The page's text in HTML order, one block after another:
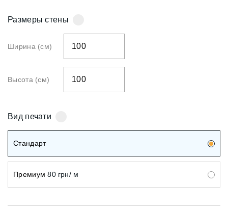
Размеры стены
Ширина (см)
Высота (см)
Вид печати
Стандарт
Премиум 80 грн/ м